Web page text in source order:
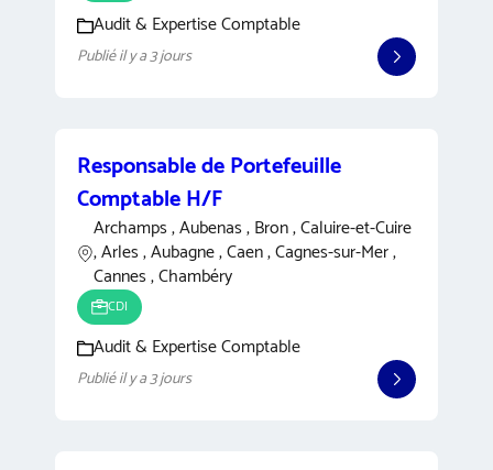
Audit & Expertise Comptable
Publié il y a 3 jours
Responsable de Portefeuille
Comptable H/F
Archamps , Aubenas , Bron , Caluire-et-Cuire
, Arles , Aubagne , Caen , Cagnes-sur-Mer ,
Cannes , Chambéry
CDI
Audit & Expertise Comptable
Publié il y a 3 jours